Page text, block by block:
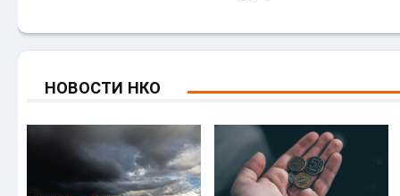
НОВОСТИ НКО